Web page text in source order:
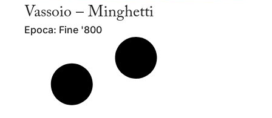
Vassoio – Minghetti
Epoca: Fine '800